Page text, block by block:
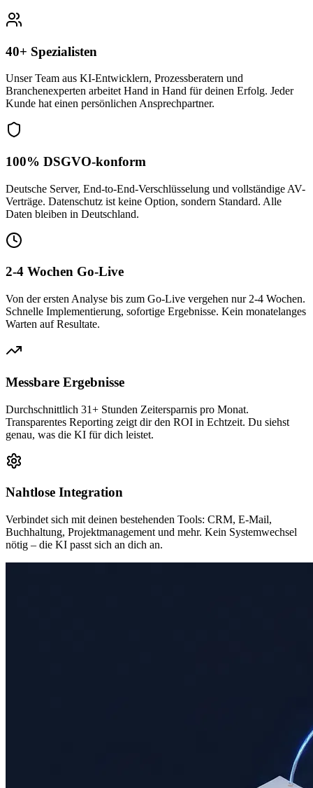
40+ Spezialisten
Unser Team aus KI-Entwicklern, Prozessberatern und
Branchenexperten arbeitet Hand in Hand für deinen Erfolg. Jeder
Kunde hat einen persönlichen Ansprechpartner.
100% DSGVO-konform
Deutsche Server, End-to-End-Verschlüsselung und vollständige AV-
Verträge. Datenschutz ist keine Option, sondern Standard. Alle
Daten bleiben in Deutschland.
2-4 Wochen Go-Live
Von der ersten Analyse bis zum Go-Live vergehen nur 2-4 Wochen.
Schnelle Implementierung, sofortige Ergebnisse. Kein monatelanges
Warten auf Resultate.
Messbare Ergebnisse
Durchschnittlich 31+ Stunden Zeitersparnis pro Monat.
Transparentes Reporting zeigt dir den ROI in Echtzeit. Du siehst
genau, was die KI für dich leistet.
Nahtlose Integration
Verbindet sich mit deinen bestehenden Tools: CRM, E-Mail,
Buchhaltung, Projektmanagement und mehr. Kein Systemwechsel
nötig – die KI passt sich an dich an.